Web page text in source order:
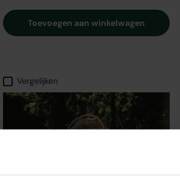
Toevoegen aan winkelwagen
Vergelijken